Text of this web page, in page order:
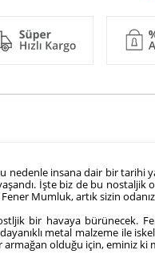
nedenle insana dair bir tarihi
İşte biz de bu nostaljik
Mumluk, artık sizin
bir havaya bürünecek.
metal malzeme ile
olduğu için, eminiz